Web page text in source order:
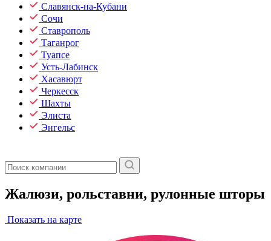
Славянск-на-Кубани
Сочи
Ставрополь
Таганрог
Туапсе
Усть-Лабинск
Хасавюрт
Черкесск
Шахты
Элиста
Энгельс
Жалюзи, рольставни, рулонные шторы
Показать на карте